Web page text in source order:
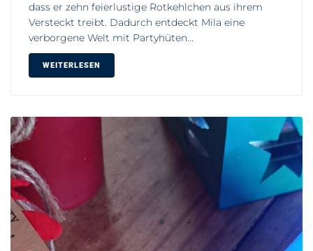
dass er zehn feierlustige Rotkehlchen aus ihrem
Versteckt treibt. Dadurch entdeckt Mila eine
verborgene Welt mit Partyhüten...
WEITERLESEN